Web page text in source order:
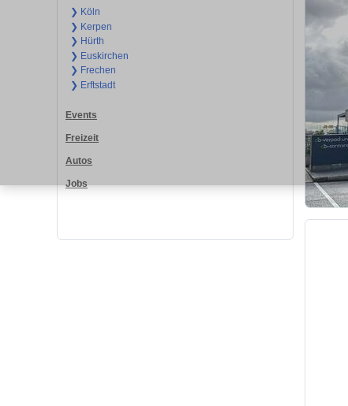
❯ Köln
❯ Kerpen
❯ Hürth
❯ Euskirchen
❯ Frechen
❯ Erftstadt
Events
Freizeit
Autos
Jobs